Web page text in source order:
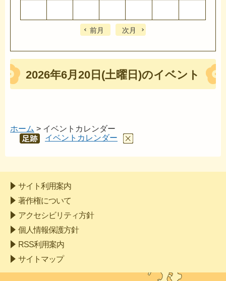
前月 次月
2026年6月20日(土曜日)のイベント
ホーム > イベントカレンダー
あし
イベントカレンダー
サイト利用案内
著作権について
アクセシビリティ方針
個人情報保護方針
RSS利用案内
サイトマップ